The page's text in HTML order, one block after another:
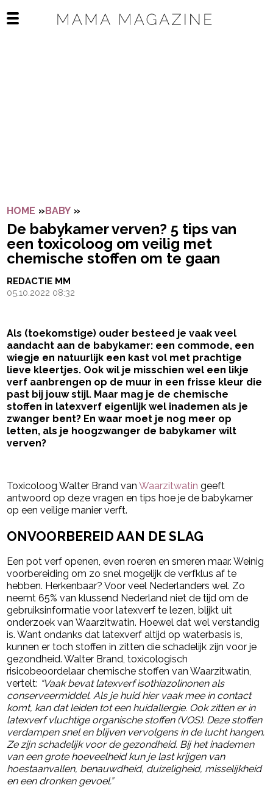
Open het mobiele menu
HOME »BABY »
De babykamer verven? 5 tips van
een toxicoloog om veilig met
chemische stoffen om te gaan
REDACTIE MM
05.10.2022 08:32
Als (toekomstige) ouder besteed je vaak veel
aandacht aan de babykamer: een commode, een
wiegje en natuurlijk een kast vol met prachtige
lieve kleertjes. Ook wil je misschien wel een likje
verf aanbrengen op de muur in een frisse kleur die
past bij jouw stijl. Maar mag je de chemische
stoffen in latexverf eigenlijk wel inademen als je
zwanger bent? En waar moet je nog meer op
letten, als je hoogzwanger de babykamer wilt
verven?
Toxicoloog Walter Brand vanWaarzitwatin geeft
antwoord op deze vragen en tips hoe je de babykamer
op een veilige manier verft.
ONVOORBEREID AAN DE SLAG
Een pot verf openen, even roeren en smeren maar. Weinig
voorbereiding om zo snel mogelijk de verfklus af te
hebben. Herkenbaar? Voor veel Nederlanders wel. Zo
neemt 65% van klussend Nederland niet de tijd om de
gebruiksinformatie voor latexverf te lezen, blijkt uit
onderzoek van Waarzitwatin. Hoewel dat wel verstandig
is. Want ondanks dat latexverf altijd op waterbasis is,
kunnen er toch stoffen in zitten die schadelijk zijn voor je
gezondheid. Walter Brand, toxicologisch
risicobeoordelaar chemische stoffen van Waarzitwatin,
vertelt: “Vaak bevat latexverf isothiazolinonen als
conserveermiddel. Als je huid hier vaak mee in contact
komt, kan dat leiden tot een huidallergie. Ook zitten er in
latexverf vluchtige organische stoffen (VOS). Deze stoffen
verdampen snel en blijven vervolgens in de lucht hangen.
Ze zijn schadelijk voor de gezondheid. Bij het inademen
van een grote hoeveelheid kun je last krijgen van
hoestaanvallen, benauwdheid, duizeligheid, misselijkheid
en een dronken gevoel.”